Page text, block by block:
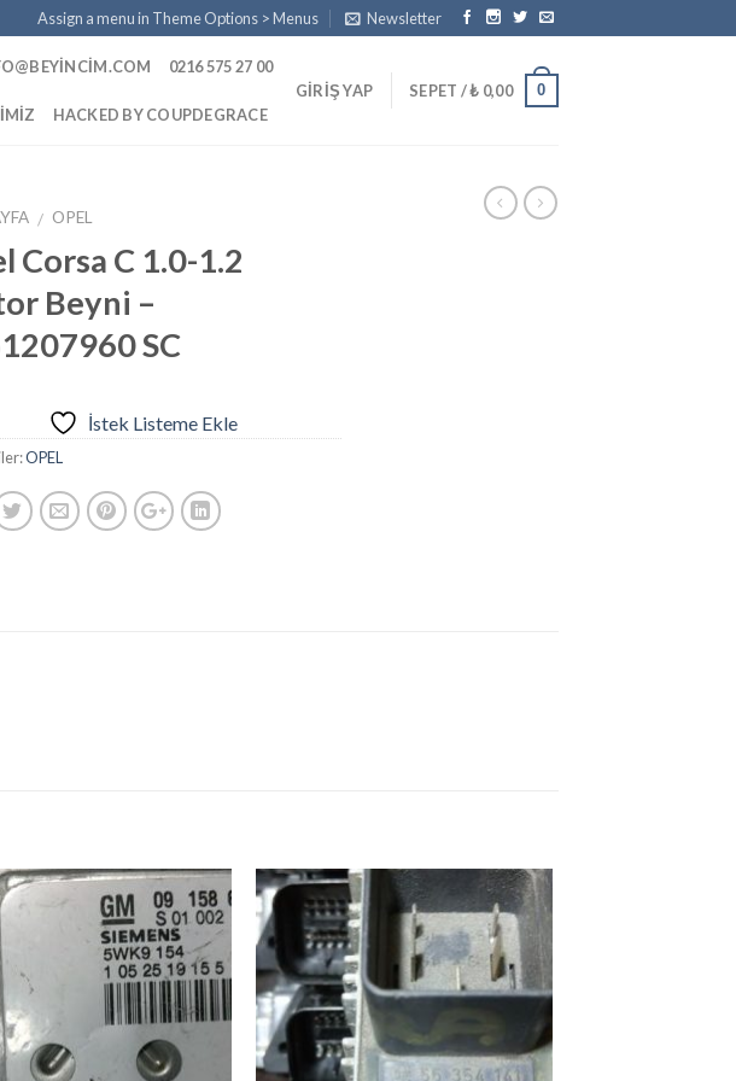
Assign a menu in Theme Options > Menus Newsletter
0216 575 27 00
HACKED BY COUPDEGRACE
GIRIŞ YAP SEPET /₺ 0,00 0
/ OPEL
Corsa C 1.0-1.2
Beyni –
SC
İstek Listeme Ekle
OPEL
İstek
Listeme
Ekle
İstek
Listeme